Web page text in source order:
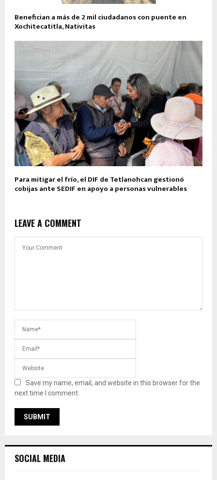
Benefician a más de 2 mil ciudadanos con puente en
Xochitecatitla, Nativitas
Para mitigar el frío, el DIF de Tetlanohcan gestionó
cobijas ante SEDIF en apoyo a personas vulnerables
LEAVE A COMMENT
Save my name, email, and website in this browser for the
next time I comment.
SOCIAL MEDIA